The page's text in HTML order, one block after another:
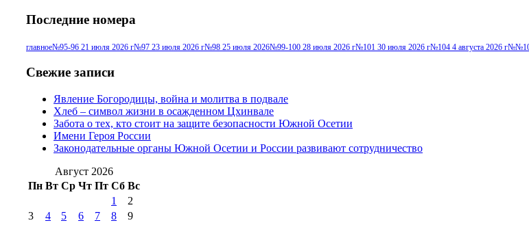
Последние номера
главное№95-96 21 июля 2026 г№97 23 июля 2026 г№98 25 июля 2026№99-100 28 июля 2026 г№101 30 июля 2026 г№104 4 августа 2026 г
Свежие записи
Явление Богородицы, война и молитва в подвале
Хлеб – символ жизни в осажденном Цхинвале
Забота о тех, кто стоит на защите безопасности Южной Осетии
Имени Героя России
Законодательные органы Южной Осетии и России развивают сотрудничество
Август 2026
Пн Вт Ср Чт Пт Сб Вс
1
2
3
4 5 6 7 8 9